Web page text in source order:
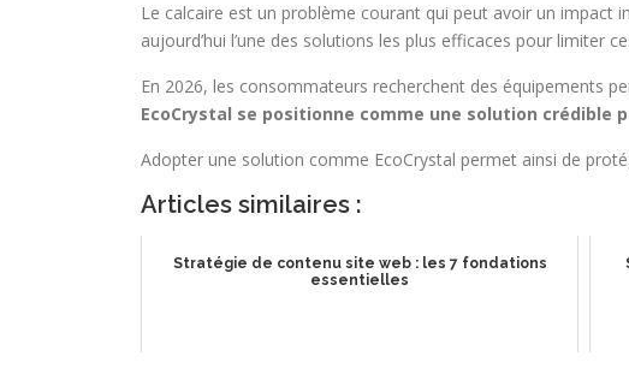
Le calcaire est un problème courant qui peut avoir un impact
aujourd’hui l’une des solutions les plus efficaces pour limiter
En 2026, les consommateurs recherchent des équipements
EcoCrystal se positionne comme une solution crédible
Adopter une solution comme EcoCrystal permet ainsi de
Articles similaires :
Stratégie de contenu site web : les 7 fondations
essentielles